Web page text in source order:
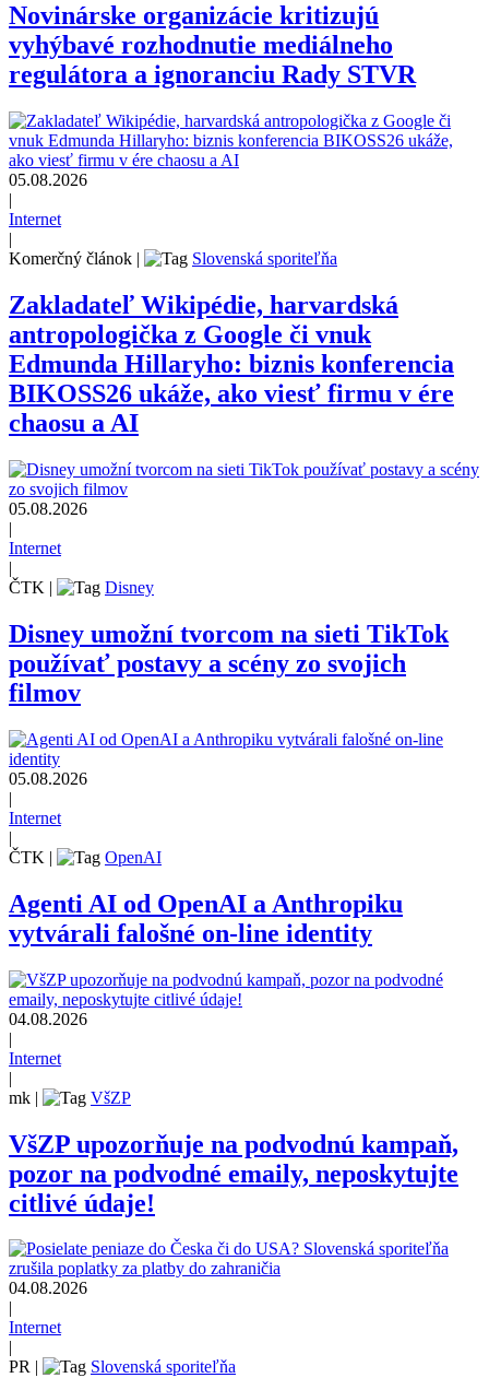
Novinárske organizácie kritizujú
vyhýbavé rozhodnutie mediálneho
regulátora a ignoranciu Rady STVR
05.08.2026
|
Internet
|
Komerčný článok | Slovenská sporiteľňa
Zakladateľ Wikipédie, harvardská
antropologička z Google či vnuk
Edmunda Hillaryho: biznis konferencia
BIKOSS26 ukáže, ako viesť firmu v ére
chaosu a AI
05.08.2026
|
Internet
|
ČTK | Disney
Disney umožní tvorcom na sieti TikTok
používať postavy a scény zo svojich
filmov
05.08.2026
|
Internet
|
ČTK | OpenAI
Agenti AI od OpenAI a Anthropiku
vytvárali falošné on-line identity
04.08.2026
|
Internet
|
mk | VšZP
VšZP upozorňuje na podvodnú kampaň,
pozor na podvodné emaily, neposkytujte
citlivé údaje!
04.08.2026
Internet
PR
Slovenská sporiteľňa